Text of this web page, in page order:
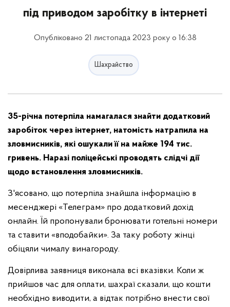
під приводом заробітку в інтернеті
Опубліковано 21 листопада 2023 року о 16:38
Шахрайство
35-річна потерпіла намагалася знайти додатковий
заробіток через інтернет, натомість натрапила на
зловмисників, які ошукали її на майже 194 тис.
гривень. Наразі поліцейські проводять слідчі дії
щодо встановлення зловмисників.
З'ясовано, що потерпіла знайшла інформацію в
месенджері «Телеграм» про додатковий дохід
онлайн. Їй пропонували бронювати готельні номери
та ставити «вподобайки». За таку роботу жінці
обіцяли чималу винагороду.
Довірлива заявниця виконала всі вказівки. Коли ж
прийшов час для оплати, шахраї сказали, що кошти
необхідно виводити, а відтак потрібно внести свої